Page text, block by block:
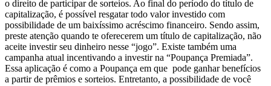
o direito de participar de sorteios. Ao final do período do título de
capitalização, é possível resgatar todo valor investido com
possibilidade de um baixíssimo acréscimo financeiro. Sendo assim,
preste atenção quando te oferecerem um título de capitalização, não
aceite investir seu dinheiro nesse “jogo”. Existe também uma
campanha atual incentivando a investir na “Poupança Premiada”.
Essa aplicação é como a Poupança em que pode ganhar benefícios
a partir de prêmios e sorteios. Entretanto, a possibilidade de você